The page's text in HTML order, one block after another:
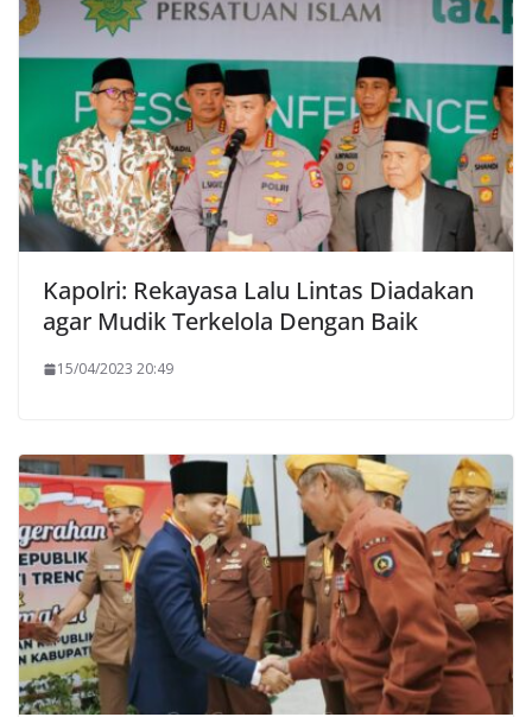
Kapolri: Rekayasa Lalu Lintas Diadakan
agar Mudik Terkelola Dengan Baik
15/04/2023 20:49